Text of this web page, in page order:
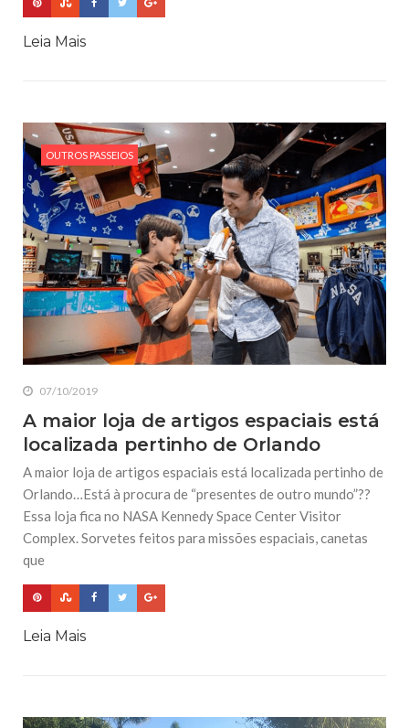
Leia Mais
OUTROS PASSEIOS
07/10/2019
A maior loja de artigos espaciais está
localizada pertinho de Orlando
A maior loja de artigos espaciais está localizada pertinho de
Orlando…Está à procura de “presentes de outro mundo”??
Essa loja fica no NASA Kennedy Space Center Visitor
Complex. Sorvetes feitos para missões espaciais, canetas
que
Leia Mais